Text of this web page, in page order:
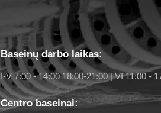
Baseinų darbo laikas:
I-V 7:00 - 14:00 18:00-21:00 | VI 11:00 -
Centro baseinai: